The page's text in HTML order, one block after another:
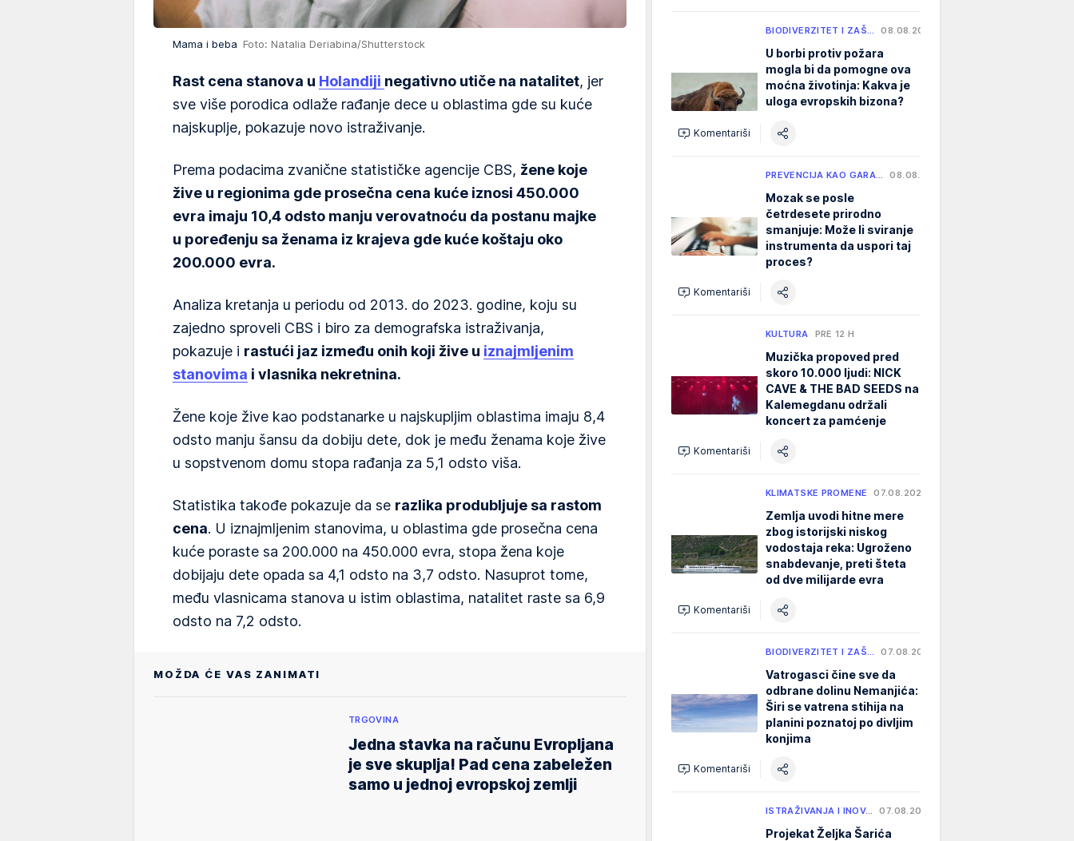
Mama i beba Foto: Natalia Deriabina/Shutterstock
Rast cena stanova u Holandiji negativno utiče na natalitet, jer
sve više porodica odlaže rađanje dece u oblastima gde su kuće
najskuplje, pokazuje novo istraživanje.
Prema podacima zvanične statističke agencije CBS, žene koje
žive u regionima gde prosečna cena kuće iznosi 450.000
evra imaju 10,4 odsto manju verovatnoću da postanu majke
u poređenju sa ženama iz krajeva gde kuće koštaju oko
200.000 evra.
Analiza kretanja u periodu od 2013. do 2023. godine, koju su
zajedno sproveli CBS i biro za demografska istraživanja,
pokazuje i rastući jaz između onih koji žive u iznajmljenim
stanovima i vlasnika nekretnina.
Žene koje žive kao podstanarke u najskupljim oblastima imaju 8,4
odsto manju šansu da dobiju dete, dok je među ženama koje žive
u sopstvenom domu stopa rađanja za 5,1 odsto viša.
Statistika takođe pokazuje da se razlika produbljuje sa rastom
cena. U iznajmljenim stanovima, u oblastima gde prosečna cena
kuće poraste sa 200.000 na 450.000 evra, stopa žena koje
dobijaju dete opada sa 4,1 odsto na 3,7 odsto. Nasuprot tome,
među vlasnicama stanova u istim oblastima, natalitet raste sa 6,9
odsto na 7,2 odsto.
MOŽDA ĆE VAS ZANIMATI
TRGOVINA
Jedna stavka na računu Evropljana
je sve skuplja! Pad cena zabeležen
samo u jednoj evropskoj zemlji
BIODIVERZITET I ZAŠ… 08.08.2026.
U borbi protiv požara
mogla bi da pomogne ova
moćna životinja: Kakva je
uloga evropskih bizona?
Komentariši
PREVENCIJA KAO GARA… 08.08.2026.
Mozak se posle
četrdesete prirodno
smanjuje: Može li sviranje
instrumenta da uspori taj
proces?
Komentariši
KULTURA PRE 12 H
Muzička propoved pred
skoro 10.000 ljudi: NICK
CAVE & THE BAD SEEDS na
Kalemegdanu održali
koncert za pamćenje
Komentariši
KLIMATSKE PROMENE 07.08.2026.
Zemlja uvodi hitne mere
zbog istorijski niskog
vodostaja reka: Ugroženo
snabdevanje, preti šteta
od dve milijarde evra
Komentariši
BIODIVERZITET I ZAŠ… 07.08.2026.
Vatrogasci čine sve da
odbrane dolinu Nemanjića:
Širi se vatrena stihija na
planini poznatoj po divljim
konjima
Komentariši
ISTRAŽIVANJA I INOV… 07.08.2026.
Projekat Željka Šarića